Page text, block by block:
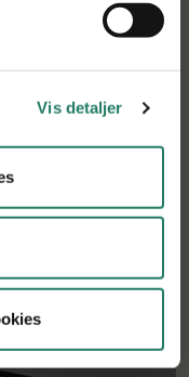
Vis detaljer
produktet på